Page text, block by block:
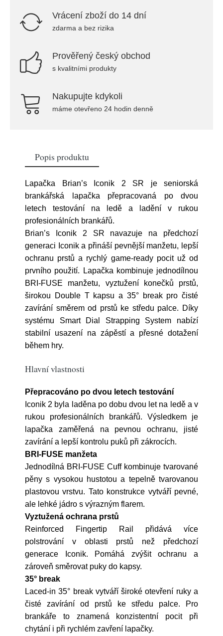
Vrácení zboží do 14 dní
zdarma a bez rizika
Prověřený český obchod
s kvalitními produkty
Nakupujte kdykoli
máme otevřeno 24 hodin denně
Popis produktu
Lapačka Brian’s Iconik 2 SR je seniorská
brankářská lapačka přepracovaná po dvou
letech testování na ledě a ladění v rukou
profesionálních brankářů.
Brian’s Iconik 2 SR navazuje na předchozí
generaci Iconik a přináší pevnější manžetu, lepší
ochranu prstů a rychlý game-ready pocit už od
prvního použití. Lapačka kombinuje jednodílnou
BRI-FUSE manžetu, vyztužení konečků prstů,
širokou Double T kapsu a 35° break pro čisté
zavírání směrem od prstů ke středu palce. Díky
systému Smart Dial Strapping System nabízí
stabilní usazení na zápěstí a přesné dotažení
během hry.
Hlavní vlastnosti
Přepracováno po dvou letech testování
Iconik 2 byla laděna po dobu dvou let na ledě a v
rukou profesionálních brankářů. Výsledkem je
lapačka zaměřená na pevnou ochranu, jisté
zavírání a lepší kontrolu puků při zákrocích.
BRI-FUSE manžeta
Jednodílná BRI-FUSE Cuff kombinuje tvarované
pěny s vysokou hustotou a tepelně tvarovanou
plastovou vrstvu. Tato konstrukce vytváří pevné,
ale lehké jádro s výrazným flarem.
Vyztužená ochrana prstů
Reinforced Fingertip Rail přidává více
polstrování v oblasti prstů než předchozí
generace Iconik. Pomáhá zvýšit ochranu a
zároveň směrovat puky do kapsy.
35° break
Laced-in 35° break vytváří široké otevření ruky a
čisté zavírání od prstů ke středu palce. Pro
brankáře to znamená konzistentní pocit při
chytání i při rychlém zavření lapačky.